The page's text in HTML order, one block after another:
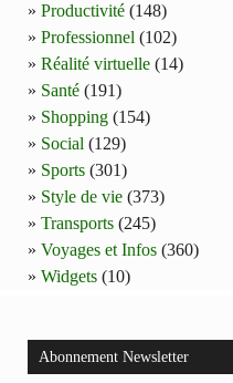
Productivité (148)
Professionnel (102)
Réalité virtuelle (14)
Santé (191)
Shopping (154)
Social (129)
Sports (301)
Style de vie (373)
Transports (245)
Voyages et Infos (360)
Widgets (10)
Abonnement Newsletter